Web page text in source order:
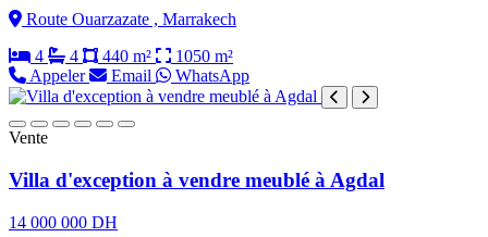
Route Ouarzazate , Marrakech
4
4 440 m²
1050 m²
Appeler
Email WhatsApp
Vente
Villa d'exception à vendre meublé à Agdal
14 000 000 DH